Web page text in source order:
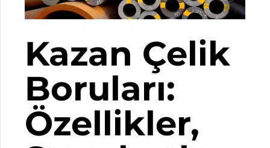
Kazan Çelik
Boruları:
Özellikler,